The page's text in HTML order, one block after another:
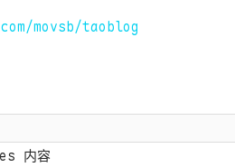
movsb/taoblog
内容